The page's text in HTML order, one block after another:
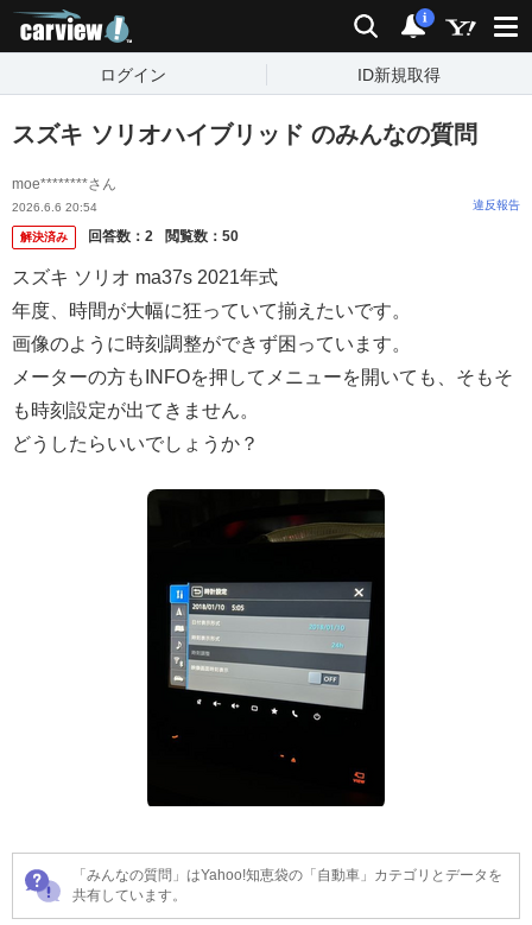
検索 通知
i
ログイン ID新規取得
スズキ ソリオハイブリッド のみんなの質問
moe********さん
2026.6.6 20:54 違反報告
解決済み 回答数： 2 閲覧数： 50
スズキ ソリオ ma37s 2021年式
年度、時間が大幅に狂っていて揃えたいです。
画像のように時刻調整ができず困っています。
メーターの方もINFOを押してメニューを開いても、そもそ
も時刻設定が出てきません。
どうしたらいいでしょうか？
「みんなの質問」はYahoo!知恵袋の「自動車」カテゴリとデータを
共有しています。